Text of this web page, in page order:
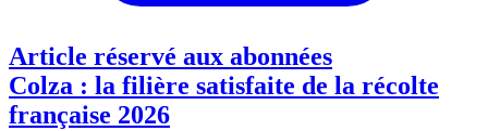
Article réservé aux abonnées
Colza : la filière satisfaite de la récolte
française 2026